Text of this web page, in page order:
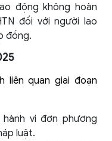
động không hoàn
đối với người lao
đồng.
liên quan giai đoạn
vi đơn phương
luật.